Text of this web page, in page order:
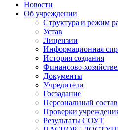
Новости
Об учреждении
Структура и режим
Устав
Лицензии
Информационная
История создания
Финансово-
Документы
Учредители
Госзадание
Персональный
Проверки
Результаты СОУТ